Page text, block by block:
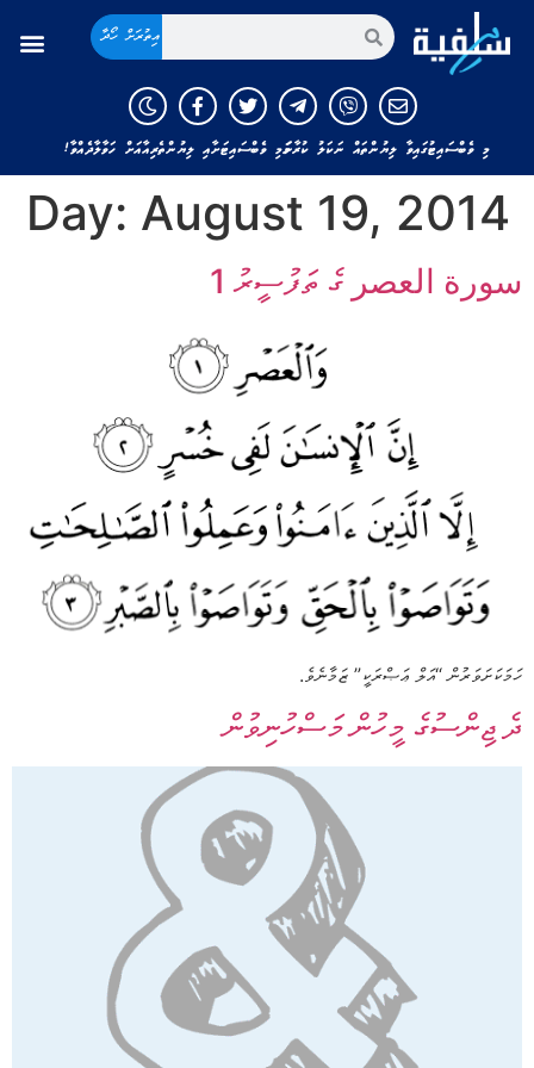
އިތުރަށް ހޯދާ
މި ވެބްސައިޓުގައިވާ ލިޔުންތައް ނަކަލު ކުރާނަމަ މި ވެބްސައިޓަށާއި ލިޔުންތެރިއާއަށް ހަވާލާދެއްވާ!
Day: August 19, 2014
سورة العصر ގެ ތަފުސީރު 1
ހަމަކަށަވަރުން “އަލް ޢަޞްރަކީ” ޒަމާނެވެ.
ދެ ޖިންސުގެ މީހުން މަސްހުނިވުން